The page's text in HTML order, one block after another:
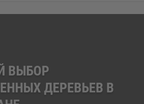
ВЫБОР
ДЕРЕВЬЕВ В